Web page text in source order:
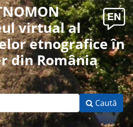
virtual al
etnografice în
din România
Caută